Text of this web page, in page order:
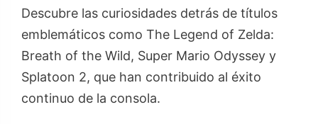
Descubre las curiosidades detrás de títulos
emblemáticos como The Legend of Zelda:
Breath of the Wild, Super Mario Odyssey y
Splatoon 2, que han contribuido al éxito
continuo de la consola.